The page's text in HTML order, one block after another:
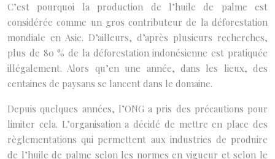
C’est pourquoi la production de l’huile de palme est
considérée comme un gros contributeur de la déforestation
mondiale en Asie. D’ailleurs, d’après plusieurs recherches,
plus de 80 % de la déforestation indonésienne est pratiquée
illégalement. Alors qu’en une année, dans les lieux, des
centaines de paysans se lancent dans le domaine.
Depuis quelques années, l’ONG a pris des précautions pour
limiter cela. L’organisation a décidé de mettre en place des
règlementations qui permettent aux industries de produire
de l’huile de palme selon les normes en vigueur et selon le